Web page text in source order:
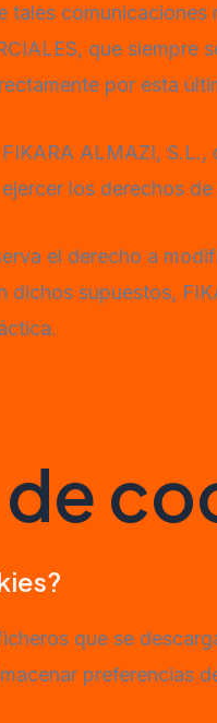
tales
que
por esta
ALMAZI,
los derechos
el derecho a
dichos supuestos,
que se
preferencias